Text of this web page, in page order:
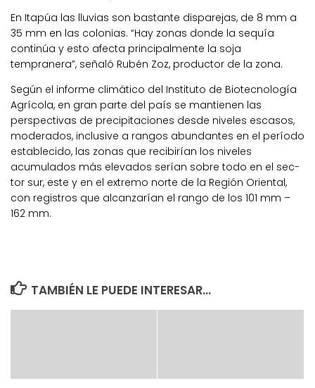
En Itapúa las lluvias son bastante disparejas, de 8 mm a
35 mm en las colonias. “Hay zonas donde la sequía
continúa y esto afecta principalmente la soja
tempranera”, señaló Rubén Zoz, productor de la zona.
Según el informe climático del Insti­tuto de Biotecnología
Agrícola, en gran parte del país se mantienen las
perspectivas de precipi­taciones desde niveles escasos,
moderados, inclusive a rangos abundantes en el período
esta­blecido, las zonas que recibirían los niveles
acumulados más ele­vados serían sobre todo en el sec­
tor sur, este y en el extremo norte de la Región Oriental,
con regis­tros que alcanzarían el rango de los 101 mm –
162 mm.
TAMBIÉN LE PUEDE INTERESAR...